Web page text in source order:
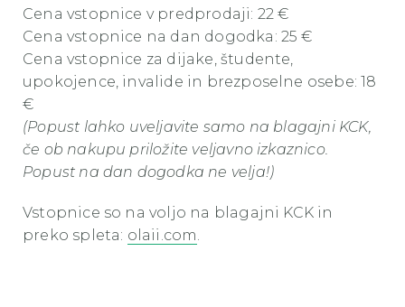
Cena vstopnice v predprodaji: 22 €
Cena vstopnice na dan dogodka: 25 €
Cena vstopnice za dijake, študente,
upokojence, invalide in brezposelne osebe: 18
€
(Popust lahko uveljavite samo na blagajni KCK,
če ob nakupu priložite veljavno izkaznico.
Popust na dan dogodka ne velja!)
Vstopnice so na voljo na blagajni KCK in
preko spleta: olaii.com.